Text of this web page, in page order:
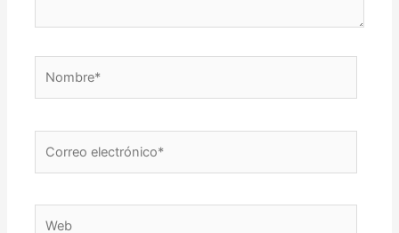
electrónico*